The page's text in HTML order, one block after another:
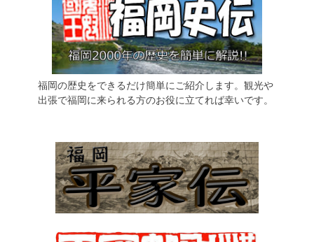
福岡の歴史をできるだけ簡単にご紹介します。観光や
出張で福岡に来られる方のお役に立てれば幸いです。